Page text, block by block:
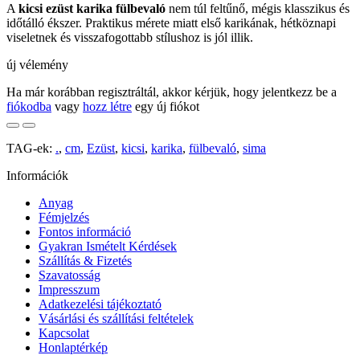
A kicsi ezüst karika fülbevaló nem túl feltűnő, mégis klasszikus és
időtálló ékszer. Praktikus mérete miatt első karikának, hétköznapi
viseletnek és visszafogottabb stílushoz is jól illik.
új vélemény
Ha már korábban regisztráltál, akkor kérjük, hogy jelentkezz be a
fiókodba vagy hozz létre egy új fiókot
TAG-ek: ., cm, Ezüst, kicsi, karika, fülbevaló, sima
Információk
Anyag
Fémjelzés
Fontos információ
Gyakran Ismételt Kérdések
Szállítás & Fizetés
Szavatosság
Impresszum
Adatkezelési tájékoztató
Vásárlási és szállítási feltételek
Kapcsolat
Honlaptérkép